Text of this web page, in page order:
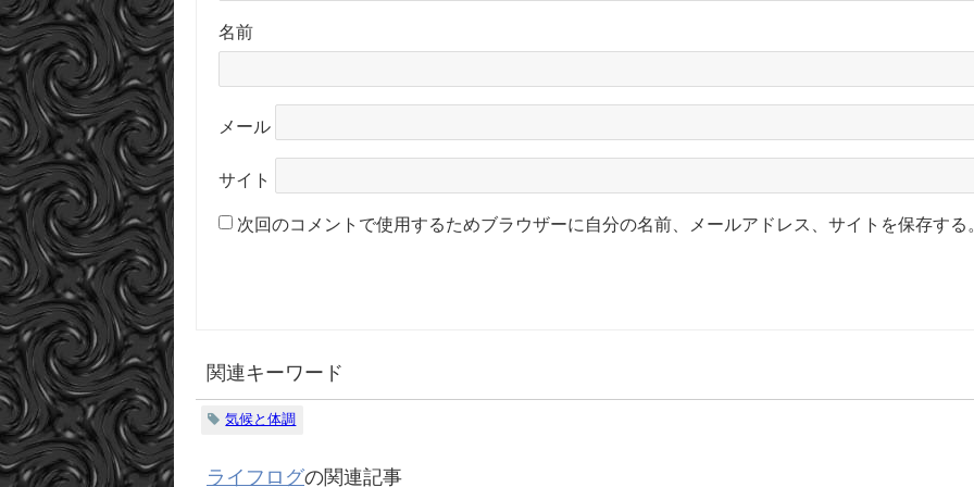
名前
メール
サイト
次回のコメントで使用するためブラウザーに自分の名前、メールアドレス、サイトを保存する
関連キーワード
気候と体調
ライフログの関連記事